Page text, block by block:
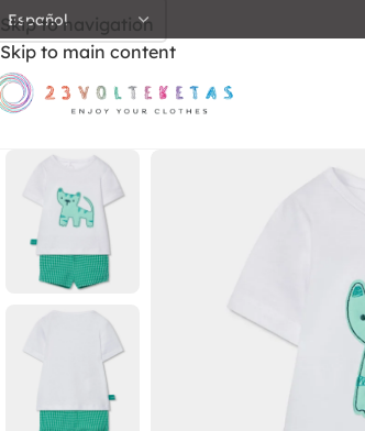
Skip to navigation
Skip to main content